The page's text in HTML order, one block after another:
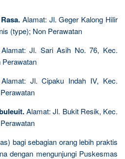
Alamat: Jl. Geger Kalong Hilir
(type); Non Perawatan
Alamat: Jl. Sari Asih No. 76, Kec.
Jl. Cipaku Indah IV, Kec.
Alamat: Jl. Bukit Resik, Kec.
bagi sebagian orang lebih praktis
dengan mengunjungi Puskesmas